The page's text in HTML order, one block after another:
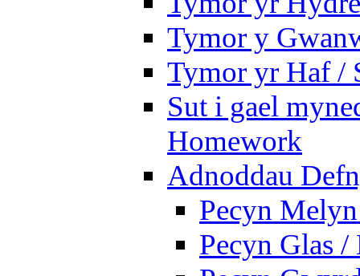
Tymor y
Tymor yr Haf /
Sut i gael
Homework
Adnoddau
Pecyn
Pecyn Glas /